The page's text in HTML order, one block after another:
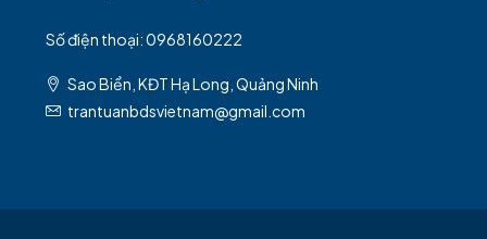
Số điện thoại: 0968160222
Sao Biển, KĐT Hạ Long, Quảng Ninh
trantuanbdsvietnam@gmail.com